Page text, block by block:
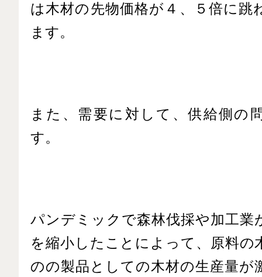
は木材の先物価格が４、５倍に跳
ます。
また、需要に対して、供給側の
す。
パンデミックで森林伐採や加工業
を縮小したことによって、原料の
のの製品としての木材の生産量が